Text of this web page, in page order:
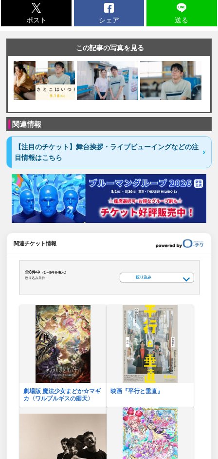
ポスト シェア 送る
この記事の写真を見る
関連情報
【注目のチケット】舞台挨拶・ライブビューイングなどの注
目情報はこちら
関連チケット情報
全8件中 （1～8件を表示）
絞り込み条件：
絞り込み
劇場版 魔法少女まどか☆マギ
カ〈ワルプルギスの廻天〉
映画『平行と垂直』